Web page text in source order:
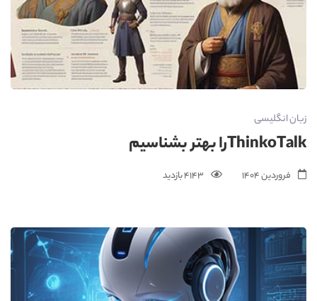
زبان انگلیسی
ThinkoTalkرا بهتر بشناسیم
فروردین 1404 4143 بازدید